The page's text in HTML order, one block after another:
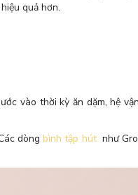
quả hơn.
vào thời kỳ ăn dặm, hệ
dòng bình tập hút như